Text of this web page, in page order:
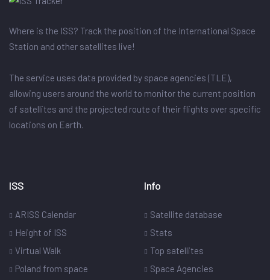
Where is the ISS? Track the position of the International Space
Station and other satellites live!
The service uses data provided by space agencies (TLE),
allowing users around the world to monitor the current position
of satellites and the projected route of their flights over specific
locations on Earth.
ISS
ARISS Calendar
Height of ISS
Virtual Walk
Poland from space
Info
Satellite database
Stats
Top satellites
Space Agencies